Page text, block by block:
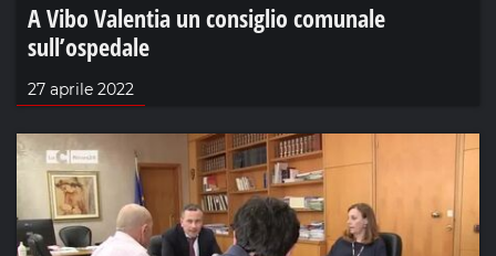
A Vibo Valentia un consiglio comunale
sull’ospedale
27 aprile 2022